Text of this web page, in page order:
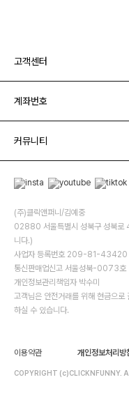
고객센터
계좌번호
커뮤니티
(주)클릭앤퍼니/김예중
02880 서울특별시 성북구 성북로
니다.)
사업자 등록번호 209-81-43420
통신판매업신고 서울성북-0073호
개인정보관리책임자 박수미
고객님은 안전거래를 위해 현금으로
하실 수 있습니다.
이용약관 개인정보처리방
COPYRIGHT (c)CLICKNFUNNY.